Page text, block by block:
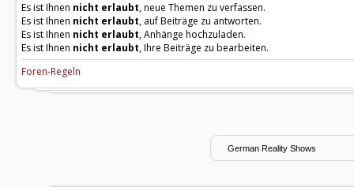
Es ist Ihnen nicht erlaubt, neue Themen zu verfassen.
Es ist Ihnen nicht erlaubt, auf Beiträge zu antworten.
Es ist Ihnen nicht erlaubt, Anhänge hochzuladen.
Es ist Ihnen nicht erlaubt, Ihre Beiträge zu bearbeiten.
Foren-Regeln